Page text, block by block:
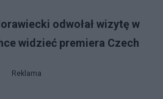
odwołał wizytę w
widzieć premiera Czech
Reklama